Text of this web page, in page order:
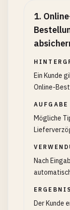
1.
Ein Kunde
Online-
AUFGABE
Mögliche
Nach
ERGEBNIS
Der Kunde